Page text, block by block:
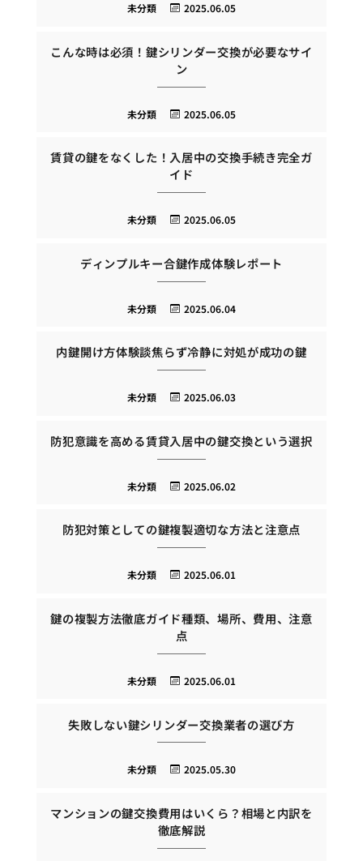
2025.06.05
未分類
こんな時は必須！鍵シリンダー交換が必要なサイ
ン
2025.06.05
未分類
賃貸の鍵をなくした！入居中の交換手続き完全ガ
イド
2025.06.05
未分類
ディンプルキー合鍵作成体験レポート
2025.06.04
未分類
内鍵開け方体験談焦らず冷静に対処が成功の鍵
2025.06.03
未分類
防犯意識を高める賃貸入居中の鍵交換という選択
2025.06.02
未分類
防犯対策としての鍵複製適切な方法と注意点
2025.06.01
未分類
鍵の複製方法徹底ガイド種類、場所、費用、注意
点
2025.06.01
未分類
失敗しない鍵シリンダー交換業者の選び方
2025.05.30
未分類
マンションの鍵交換費用はいくら？相場と内訳を
徹底解説